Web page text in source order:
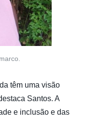
têm uma visão
Santos. A
e inclusão e das